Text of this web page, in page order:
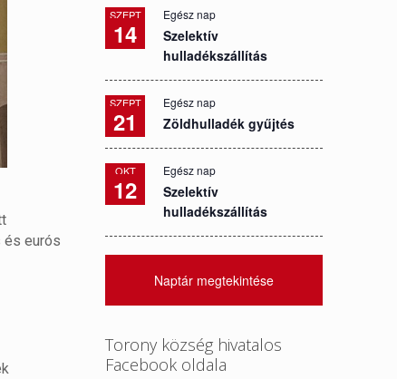
és eurós
SZEPT
14
Egész nap
Szelektív
hulladékszállítás
SZEPT
21
Egész nap
Zöldhulladék gyűjtés
OKT
12
Egész nap
Szelektív
hulladékszállítás
Naptár megtekintése
Torony község hivatalos
Facebook oldala